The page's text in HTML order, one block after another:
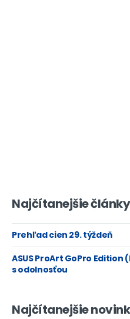
Najčítanejšie články
Prehľad cien 29. týždeň
ASUS ProArt GoPro
s odolnosťou
Najčítanejšie